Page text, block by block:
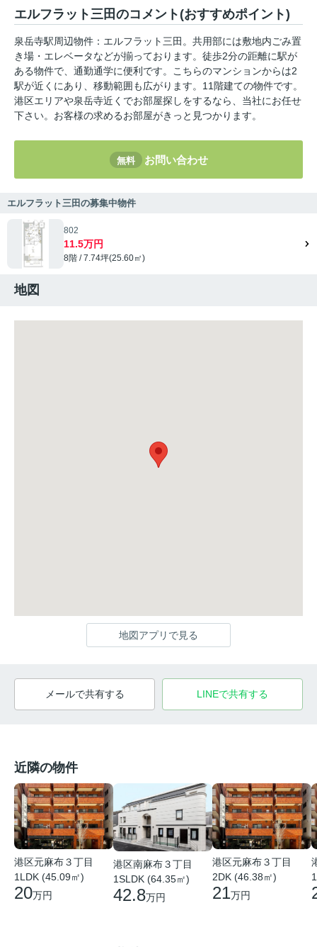
エルフラット三田のコメント(おすすめポイント)
泉岳寺駅周辺物件：エルフラット三田。共用部には敷地内ごみ置
き場・エレベータなどが揃っております。徒歩2分の距離に駅が
ある物件で、通勤通学に便利です。こちらのマンションからは2
駅が近くにあり、移動範囲も広がります。11階建ての物件です。
港区エリアや泉岳寺近くでお部屋探しをするなら、当社にお任せ
下さい。お客様の求めるお部屋がきっと見つかります。
無料 お問い合わせ
エルフラット三田の募集中物件
802
11.5万円
8階 / 7.74坪(25.60㎡)
地図
地図アプリで見る
メールで共有する LINEで共有する
近隣の物件
港区元麻布３丁目
1LDK (45.09㎡)
20万円
港区南麻布３丁目
1SLDK (64.35㎡)
42.8万円
港区元麻布３丁目
2DK (46.38㎡)
21万円